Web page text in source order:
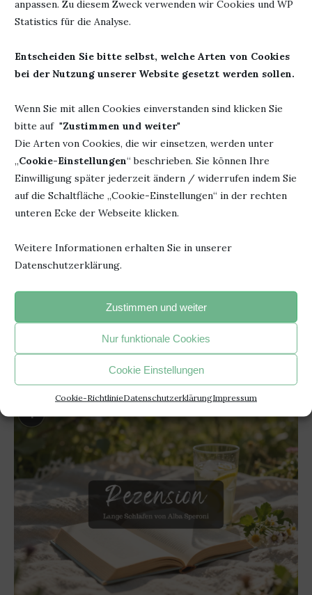
anpassen. Zu diesem Zweck verwenden wir Cookies und WP
Statistics für die Analyse.
Entscheiden Sie bitte selbst, welche Arten von Cookies
bei der Nutzung unserer Website gesetzt werden sollen.
Wenn Sie mit allen Cookies einverstanden sind klicken Sie
bitte auf "Zustimmen und weiter"
Die Arten von Cookies, die wir einsetzen, werden unter
„Cookie-Einstellungen“ beschrieben. Sie können Ihre
Einwilligung später jederzeit ändern / widerrufen indem Sie
auf die Schaltfläche „Cookie-Einstellungen“ in der rechten
unteren Ecke der Webseite klicken.
Weitere Informationen erhalten Sie in unserer
Datenschutzerklärung.
Zustimmen und weiter
Nur funktionale Cookies
Cookie Einstellungen
Cookie-RichtlinieDatenschutzerklärungImpressum
Titel: Liebe Mrs. Bird
2018
ISBN: 9783463400976
9. Dezember 2018 0 Kommentar
"Jedesmal, wenn du ein Buch fortgelegt hast und beginnst, den
beabsichtigten Zweck erreicht".
- Janusz Korczak –
BELIEBTE ARTIKEL
1